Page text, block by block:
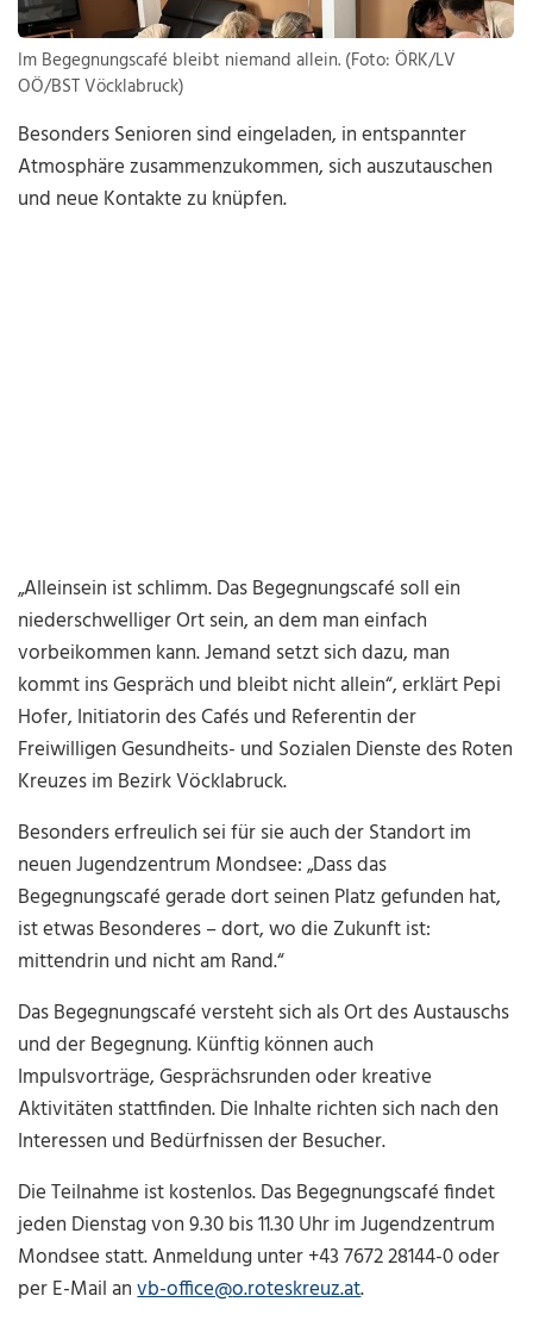
Im Begegnungscafé bleibt niemand allein. (Foto: ÖRK/LV
OÖ/BST Vöcklabruck)
Besonders Senioren sind eingeladen, in entspannter
Atmosphäre zusammenzukommen, sich auszutauschen
und neue Kontakte zu knüpfen.
„Alleinsein ist schlimm. Das Begegnungscafé soll ein
niederschwelliger Ort sein, an dem man einfach
vorbeikommen kann. Jemand setzt sich dazu, man
kommt ins Gespräch und bleibt nicht allein“, erklärt Pepi
Hofer, Initiatorin des Cafés und Referentin der
Freiwilligen Gesundheits- und Sozialen Dienste des Roten
Kreuzes im Bezirk Vöcklabruck.
Besonders erfreulich sei für sie auch der Standort im
neuen Jugendzentrum Mondsee: „Dass das
Begegnungscafé gerade dort seinen Platz gefunden hat,
ist etwas Besonderes – dort, wo die Zukunft ist:
mittendrin und nicht am Rand.“
Das Begegnungscafé versteht sich als Ort des Austauschs
und der Begegnung. Künftig können auch
Impulsvorträge, Gesprächsrunden oder kreative
Aktivitäten stattfinden. Die Inhalte richten sich nach den
Interessen und Bedürfnissen der Besucher.
Die Teilnahme ist kostenlos. Das Begegnungscafé findet
jeden Dienstag von 9.30 bis 11.30 Uhr im Jugendzentrum
Mondsee statt. Anmeldung unter +43 7672 28144-0 oder
per E-Mail anvb-office@o.roteskreuz.at.